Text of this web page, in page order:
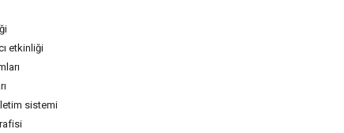
etkinliği
sistemi